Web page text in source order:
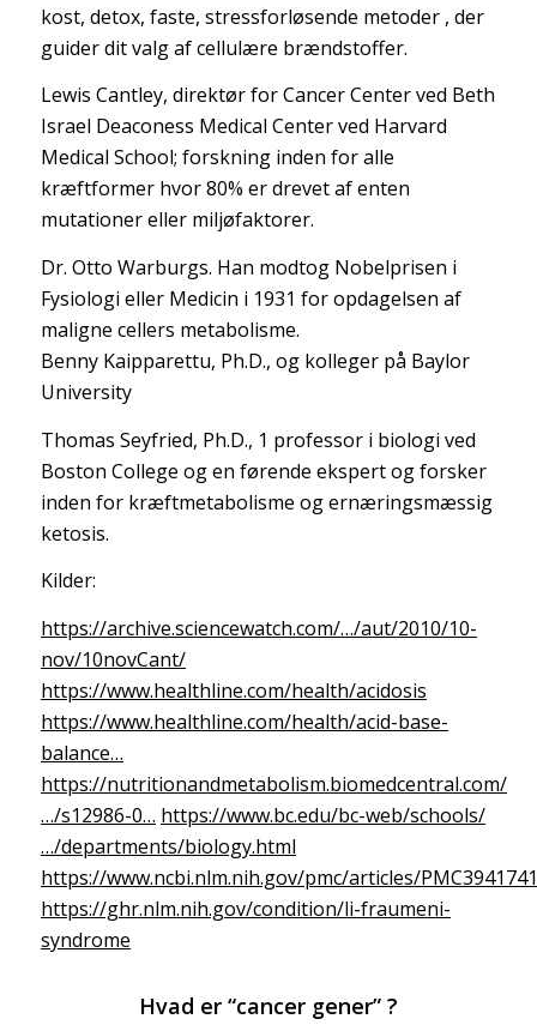
kost, detox, faste, stressforløsende metoder , der
guider dit valg af cellulære brændstoffer.
Lewis Cantley, direktør for Cancer Center ved Beth
Israel Deaconess Medical Center ved Harvard
Medical School; forskning inden for alle
kræftformer hvor 80% er drevet af enten
mutationer eller miljøfaktorer.
Dr. Otto Warburgs. Han modtog Nobelprisen i
Fysiologi eller Medicin i 1931 for opdagelsen af
maligne cellers metabolisme.
Benny Kaipparettu, Ph.D., og kolleger på Baylor
University
Thomas Seyfried, Ph.D., 1 professor i biologi ved
Boston College og en førende ekspert og forsker
inden for kræftmetabolisme og ernæringsmæssig
ketosis.
Kilder:
https://archive.sciencewatch.com/…/aut/2010/10-
nov/10novCant/
https://www.healthline.com/health/acidosis
https://www.healthline.com/health/acid-base-
balance…
https://nutritionandmetabolism.biomedcentral.com/
…/s12986-0… https://www.bc.edu/bc-web/schools/
…/departments/biology.html
https://www.ncbi.nlm.nih.gov/pmc/articles/
https://ghr.nlm.nih.gov/condition/li-fraumeni-
syndrome
Hvad er “cancer gener” ?